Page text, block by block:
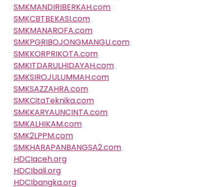
SMKMANDIRIBERKAH.com
SMKCBTBEKASI.com
SMKMANAROFA.com
SMKPGRIBOJONGMANGU.com
SMKKORPRIKOTA.com
SMKITDARULHIDAYAH.com
SMKSIROJULUMMAH.com
SMKSAZZAHRA.com
SMKCitaTeknika.com
SMKKARYAUNCINTA.com
SMKALHIKAM.com
SMK2LPPM.com
SMKHARAPANBANGSA2.com
HDCIaceh.org
HDCIbali.org
HDCIbangka.org